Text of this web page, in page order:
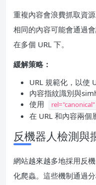
重複內容會浪費抓取資
相同的內容可能會通過
在多個 URL 下。
緩解策略：
URL 規範化，以使
內容指紋識別與
使用
rel="canonical"
在 URL 和內容兩個
反機器人檢測與
網站越來越多地採用反
化爬蟲。這些機制通過